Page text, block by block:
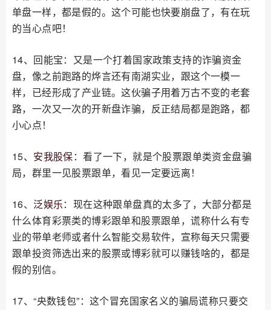
单盘一样，都是假的。这个可能也快要崩盘了，有在玩
的当心点吧！
14、回能宝：又是一个打着国家政策支持的诈骗资金
盘，像之前跑路的烨言还有南湖实业，跟这个一模一
样，已经形成了产业链。这伙骗子用着万古不变的老套
路，一次又一次的开新盘诈骗，反正结局都是跑路，都
小心点！
15、 安我股保：看了一下，就是个股票跟单类资金盘骗
局，群里一见股票跟单，看见一定要远离！
16、 泛娱乐：现在这种跟单盘真的太多了，大部分都是
什么体育彩票类的博彩跟单和股票跟单，谎称什么有专
业的带单老师或者什么智能交易软件，宣称每天只需要
跟单投资筛选出来的股票或博彩就可以赚钱啥的，都是
假的别信。
17、“央数钱包”：这个冒充国家名义的骗局谎称只要交